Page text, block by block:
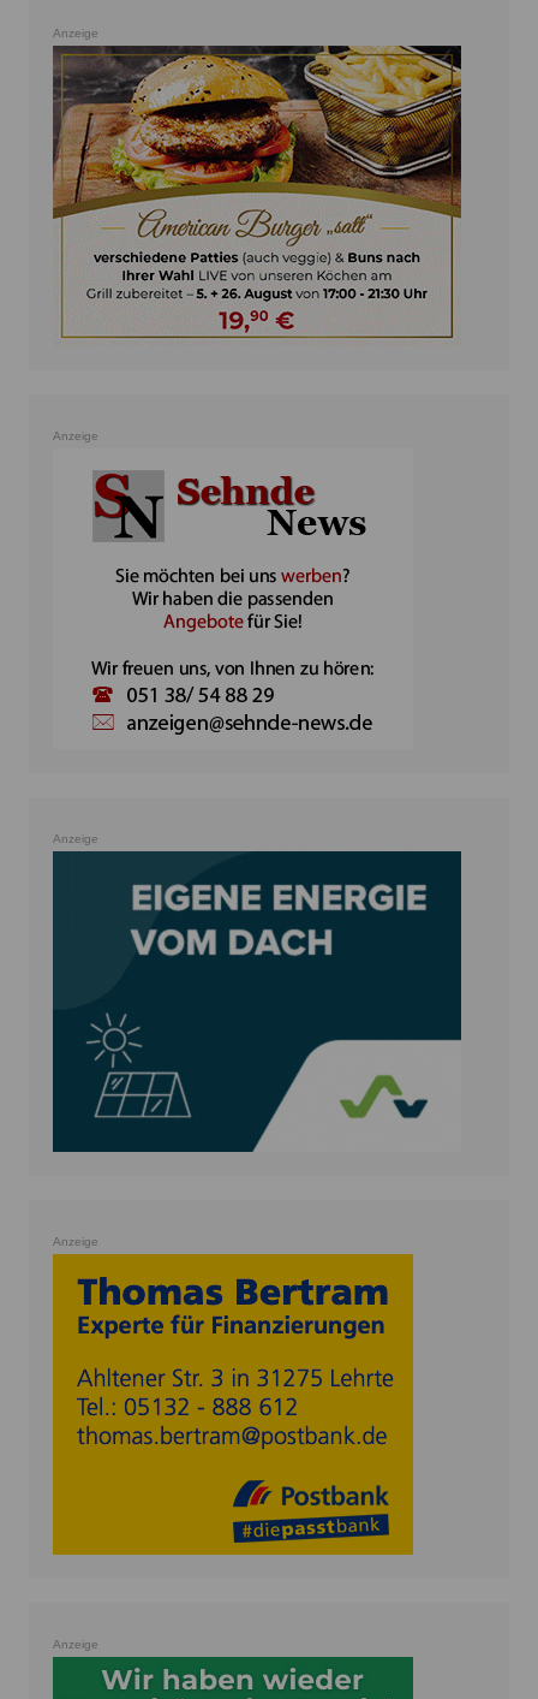
Anzeige
Anzeige
Anzeige
Anzeige
Anzeige